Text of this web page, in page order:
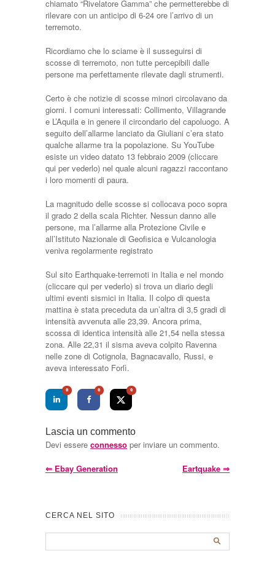
chiamato “Rivelatore Gamma” che permetterebbe di
rilevare con un anticipo di 6-24 ore l’arrivo di un
terremoto.
Ricordiamo che lo sciame è il susseguirsi di
scosse di terremoto, non tutte percepibili dalle
persone ma perfettamente rilevate dagli strumenti.
Certo è che notizie di scosse minori circolavano da
giorni. I comuni interessati: Collimento, Villagrande
e L’Aquila e in genere il circondario del capoluogo. A
seguito dell’allarme lanciato da Giuliani c’era stato
qualche allarme tra la popolazione. Su YouTube
esiste un video datato 13 febbraio 2009 (cliccare
qui per vederlo) nel quale alcuni ragazzi raccontano
i loro momenti di paura.
La magnitudo delle scosse si collocava poco sopra
il grado 2 della scala Richter. Nessun danno alle
persone, ma l’allarme alla Protezione Civile e
all’Istituto Nazionale di Geofisica e Vulcanologia
veniva regolarmente registrato
Sul sito Earthquake-terremoti in Italia e nel mondo
(cliccare qui per vederlo) si trova un diario degli
ultimi eventi sismici in Italia. Il colpo di questa
mattina è stata preceduta da un’altra di 3,5 gradi di
intensità avvenuta alle 23,39. Ancora prima,
scossa di identica intensità alle 21,54 nella stessa
zona. Alle 22,31 il sisma aveva colpito Ravenna
nelle zone di Cotignola, Bagnacavallo, Russi, e
aveva interessato Forlì.
0 0 0
Lascia un commento
Devi essere connesso per inviare un commento.
⇐ Ebay Generation Eartquake ⇒
CERCA NEL SITO